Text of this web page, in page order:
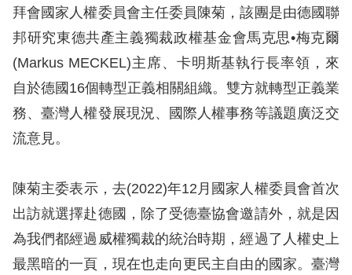
本
會
新
消
息
人
權
業
務
拜會國家人權委員會主任委員陳菊，該團是由德國聯
邦研究東德共產主義獨裁政權基金會馬克思•梅克爾
(Markus MECKEL)主席、卡明斯基執行長率領，來
自於德國16個轉型正義相關組織。雙方就轉型正義業
務、臺灣人權發展現況、國際人權事務等議題廣泛交
流意見。
陳菊主委表示，去(2022)年12月國家人權委員會首次
出訪就選擇赴德國，除了受德臺協會邀請外，就是因
為我們都經過威權獨裁的統治時期，經過了人權史上
最黑暗的一頁，現在也走向更民主自由的國家。臺灣